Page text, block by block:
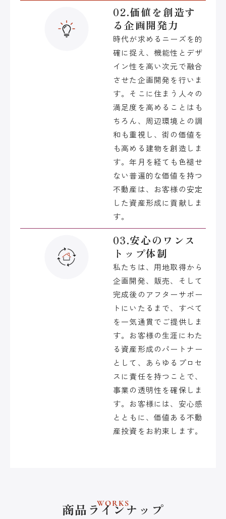
02.価値を創造す
る企画開発力
時代が求めるニーズを的
確に捉え、機能性とデザ
イン性を高い次元で融合
させた企画開発を行いま
す。そこに住まう人々の
満足度を高めることはも
ちろん、周辺環境との調
和も重視し、街の価値を
も高める建物を創造しま
す。年月を経ても色褪せ
ない普遍的な価値を持つ
不動産は、お客様の安定
した資産形成に貢献しま
す。
03.安心のワンス
トップ体制
私たちは、用地取得から
企画開発、販売、そして
完成後のアフターサポー
トにいたるまで、すべて
を一気通貫でご提供しま
す。お客様の生涯にわた
る資産形成のパートナー
として、あらゆるプロセ
スに責任を持つことで、
事業の透明性を確保しま
す。お客様には、安心感
とともに、価値ある不動
産投資をお約束します。
WORKS
商品ラインナップ